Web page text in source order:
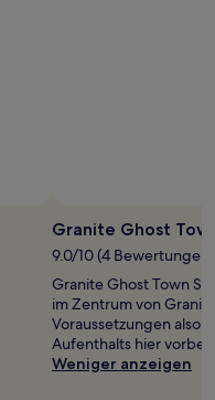
Foto
von
Athena
Lonsdale
Granite Ghost
9.0/10 (4 Bewertungen)
Granite Ghost Town
im Zentrum von
Voraussetzungen also,
Aufenthalts hier
Weniger anzeigen